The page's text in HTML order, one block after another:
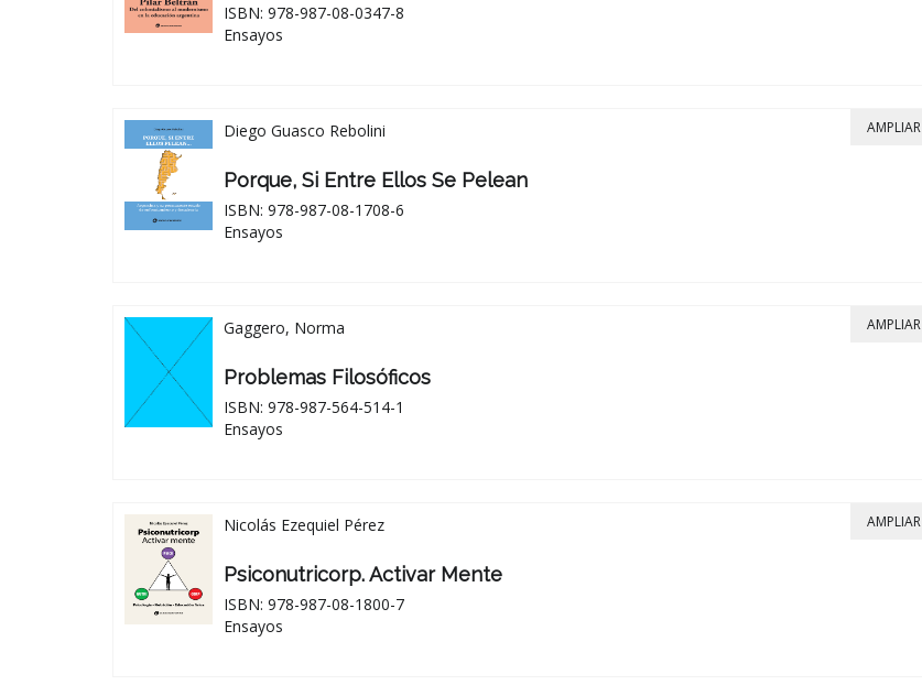
ISBN: 978-987-08-0347-8
Ensayos
Diego Guasco Rebolini
Porque, Si Entre Ellos Se Pelean
ISBN: 978-987-08-1708-6
Ensayos
AMPLIAR
Gaggero, Norma
Problemas Filosóficos
ISBN: 978-987-564-514-1
Ensayos
AMPLIAR
Nicolás Ezequiel Pérez
Psiconutricorp. Activar Mente
ISBN: 978-987-08-1800-7
Ensayos
AMPLIAR